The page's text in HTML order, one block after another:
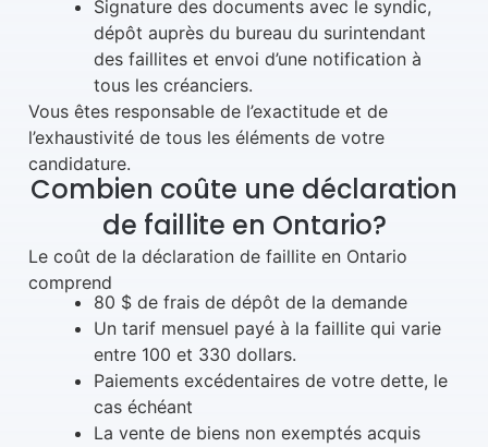
Signature des documents avec le syndic,
dépôt auprès du bureau du surintendant
des faillites et envoi d’une notification à
tous les créanciers.
Vous êtes responsable de l’exactitude et de
l’exhaustivité de tous les éléments de votre
candidature.
Combien coûte une déclaration
de faillite en Ontario?
Le coût de la déclaration de faillite en Ontario
comprend
80 $ de frais de dépôt de la demande
Un tarif mensuel payé à la faillite qui varie
entre 100 et 330 dollars.
Paiements excédentaires de votre dette, le
cas échéant
La vente de biens non exemptés acquis